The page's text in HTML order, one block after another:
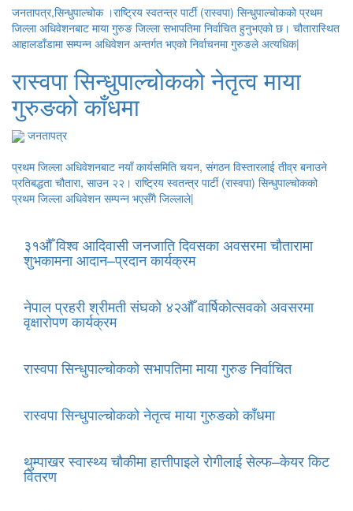
जनतापत्र,सिन्धुपाल्चोक ।राष्ट्रिय स्वतन्त्र पार्टी (रास्वपा) सिन्धुपाल्चोकको प्रथम
जिल्ला अधिवेशनबाट माया गुरुङ जिल्ला सभापतिमा निर्वाचित हुनुभएको छ। चौतारास्थित
आहालडाँडामा सम्पन्न अधिवेशन अन्तर्गत भएको निर्वाचनमा गुरुङले अत्यधिक|
रास्वपा सिन्धुपाल्चोकको नेतृत्व माया
गुरुङको काँधमा
जनतापत्र
प्रथम जिल्ला अधिवेशनबाट नयाँ कार्यसमिति चयन, संगठन विस्तारलाई तीव्र बनाउने
प्रतिबद्धता चौतारा, साउन २२। राष्ट्रिय स्वतन्त्र पार्टी (रास्वपा) सिन्धुपाल्चोकको
प्रथम जिल्ला अधिवेशन सम्पन्न भएसँगै जिल्लाले|
३१औँ विश्व आदिवासी जनजाति दिवसका अवसरमा चौतारामा
शुभकामना आदान–प्रदान कार्यक्रम
नेपाल प्रहरी श्रीमती संघको ४२औँ वार्षिकोत्सवको अवसरमा
वृक्षारोपण कार्यक्रम
रास्वपा सिन्धुपाल्चोकको सभापतिमा माया गुरुङ निर्वाचित
रास्वपा सिन्धुपाल्चोकको नेतृत्व माया गुरुङको काँधमा
थुम्पाखर स्वास्थ्य चौकीमा हात्तीपाइले रोगीलाई सेल्फ–केयर किट
वितरण